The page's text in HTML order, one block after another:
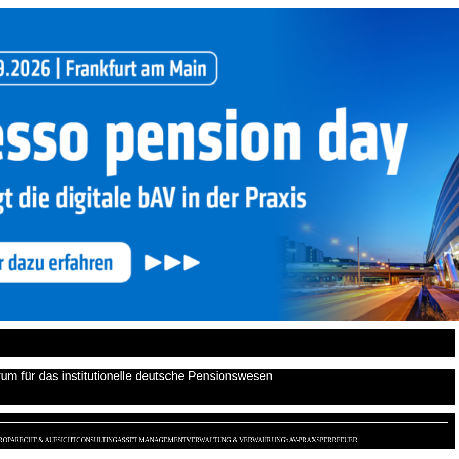
für das institutionelle deutsche Pensionswesen
RECHT & AUFSICHTCONSULTINGASSET MANAGEMENTVERWALTUNG & VERWAHRUNGbAV-PRAXSPERRFEUER